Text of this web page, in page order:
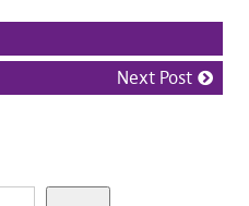
Next Post